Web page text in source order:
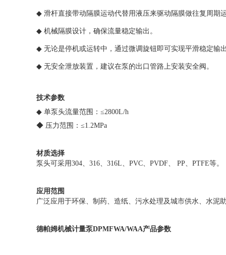
◆ 滑杆直接带动隔膜运动代替用液压来驱动隔膜做往复周期
◆ 机械隔膜设计，确保流量稳定输出。
◆ 无论是停机或运转中，通过微调旋钮即可实现平滑稳定输
◆ 无安全泄放装置，建议在泵的出口管路上安装安全阀。
技术参数
◆ 单泵头流量范围：≤2800L/h
◆ 压力范围： ≤1.2MPa
材质选择
泵头可采用304、316、316L、PVC、PVDF、 PP、PTFE等。
应用范围
广泛应用于环保、制药、造纸、污水处理及城市供水、水泥
德帕姆机械计量泵DPMFWA/WAA产品参数